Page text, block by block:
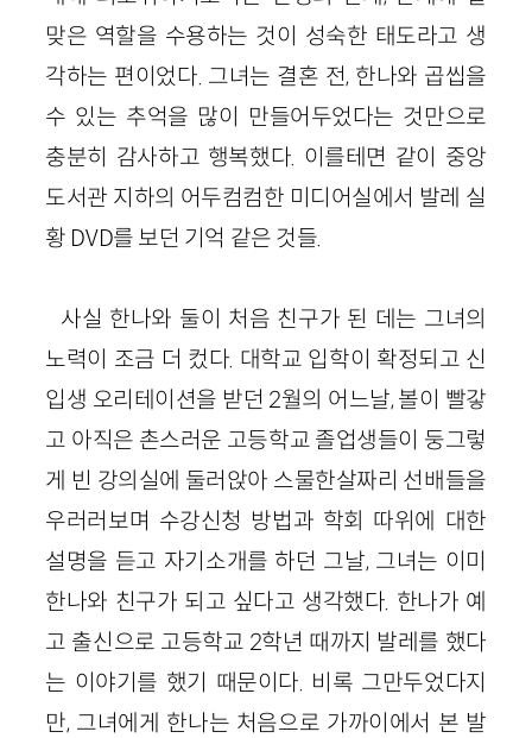
맞은 역할을 수용하는 것이 성숙한 태도라고 생
각하는 편이었다. 그녀는 결혼 전, 한나와 곱씹을
수 있는 추억을 많이 만들어두었다는 것만으로
충분히 감사하고 행복했다. 이를테면 같이 중앙
도서관 지하의 어두컴컴한 미디어실에서 발레 실
황 DVD를 보던 기억 같은 것들.
사실 한나와 둘이 처음 친구가 된 데는 그녀의
노력이 조금 더 컸다. 대학교 입학이 확정되고 신
입생 오리테이션을 받던 2월의 어느날, 볼이 빨갛
고 아직은 촌스러운 고등학교 졸업생들이 둥그렇
게 빈 강의실에 둘러앉아 스물한살짜리 선배들을
우러러보며 수강신청 방법과 학회 따위에 대한
설명을 듣고 자기소개를 하던 그날, 그녀는 이미
한나와 친구가 되고 싶다고 생각했다. 한나가 예
고 출신으로 고등학교 2학년 때까지 발레를 했다
는 이야기를 했기 때문이다. 비록 그만두었다지
만, 그녀에게 한나는 처음으로 가까이에서 본 발